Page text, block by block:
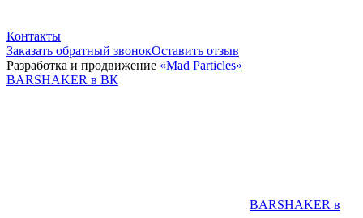
Контакты
Заказать обратный звонокОставить отзыв
Разработка и продвижение «Mad Particles»
BARSHAKER в ВК
BARSHAKER в